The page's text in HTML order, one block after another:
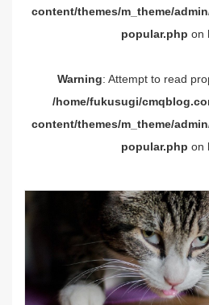
content/themes/m_theme/
popular.php on
Warning: Attempt to read
/home/fukusugi/
content/themes/m_theme/
popular.php on